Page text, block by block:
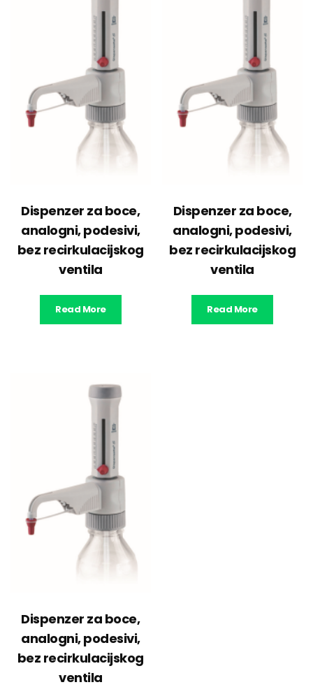
Dispenzer za boce,
analogni, podesivi,
bez recirkulacijskog
ventila
Read More
Dispenzer za boce,
analogni, podesivi,
bez recirkulacijskog
ventila
Read More
Dispenzer za boce,
analogni, podesivi,
bez recirkulacijskog
ventila